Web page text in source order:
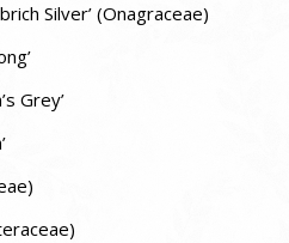
Silver’ (Onagraceae)
Grey’